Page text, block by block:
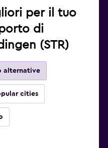
per il tuo
di
(STR)
alternative
cities